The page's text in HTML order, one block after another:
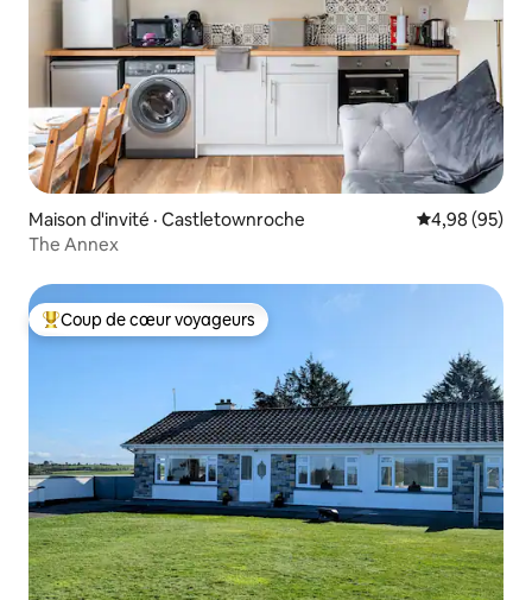
Maison d'invité · Castletownroche Note
4,98 (95)
The Annex
Coup de cœur voyageurs parmi les plus aimés
Coup de cœur voyageurs